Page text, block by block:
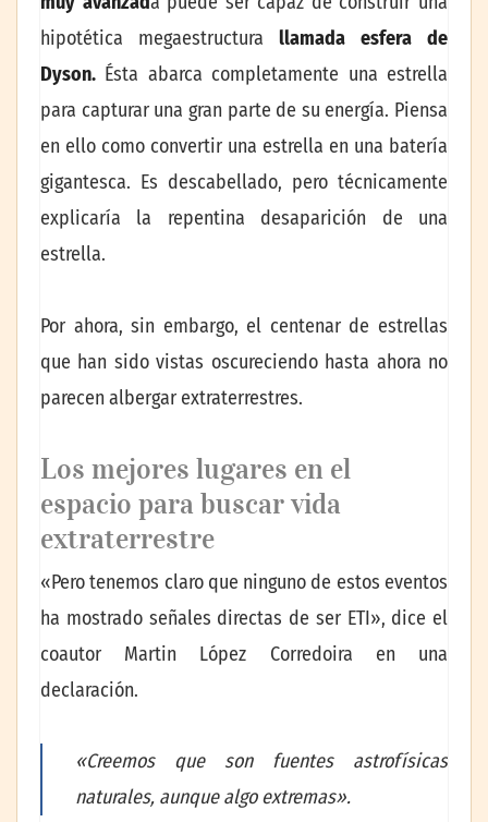
hipotética megaestructura llamada esfera de
Dyson. Ésta abarca completamente una estrella
para capturar una gran parte de su energía. Piensa
en ello como convertir una estrella en una batería
gigantesca. Es descabellado, pero técnicamente
explicaría la repentina desaparición de una
estrella.
Por ahora, sin embargo, el centenar de estrellas
que han sido vistas oscureciendo hasta ahora no
parecen albergar extraterrestres.
Los mejores lugares en el
espacio para buscar vida
extraterrestre
«Pero tenemos claro que ninguno de estos eventos
ha mostrado señales directas de ser ETI», dice el
coautor Martin López Corredoira en una
declaración.
«Creemos que son fuentes astrofísicas
naturales, aunque algo extremas».